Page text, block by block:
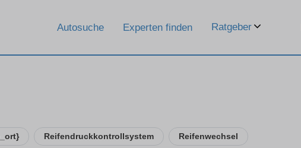
Autosuche Experten finden Ratgeber
Reifendruckkontrollsystem Reifenwechsel